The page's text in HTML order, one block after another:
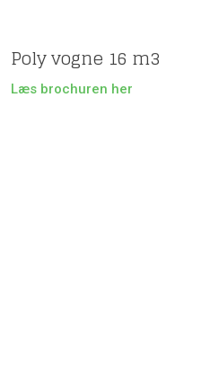
Poly vogne 16 m3
Læs brochuren her